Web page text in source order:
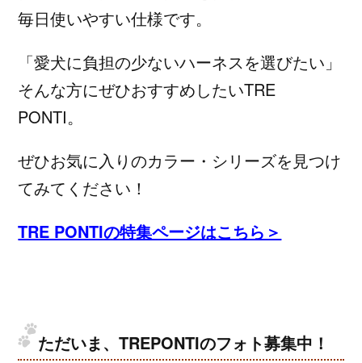
毎日使いやすい仕様です。
「愛犬に負担の少ないハーネスを選びたい」
そんな方にぜひおすすめしたいTRE
PONTI。
ぜひお気に入りのカラー・シリーズを見つけ
てみてください！
TRE PONTIの特集ページはこちら＞
ただいま、TREPONTIのフォト募集中！